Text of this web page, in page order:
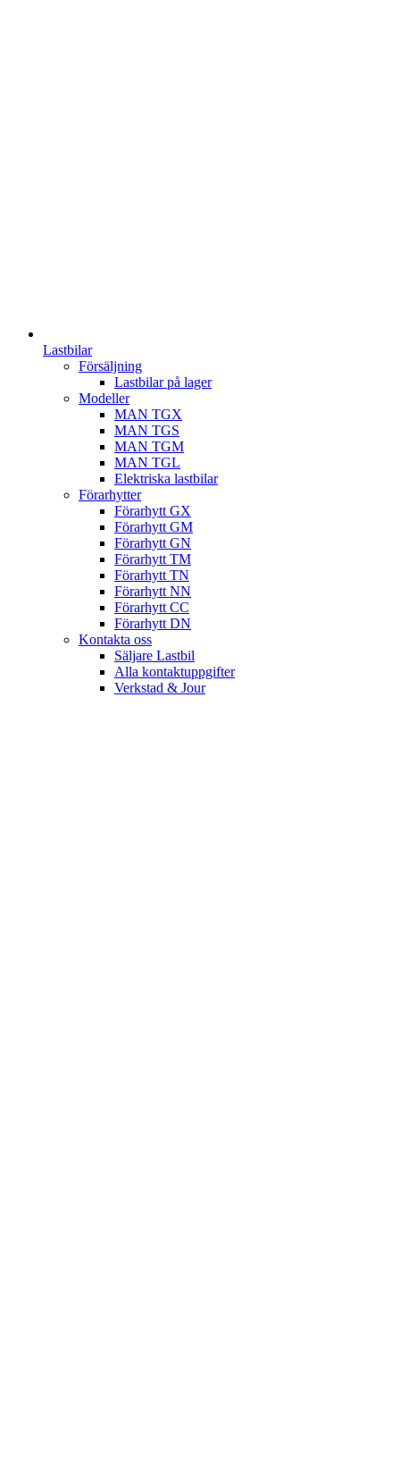
Lastbilar
Försäljning
Lastbilar på lager
Modeller
MAN TGX
MAN TGS
MAN TGM
MAN TGL
Elektriska lastbilar
Förarhytter
Förarhytt GX
Förarhytt GM
Förarhytt GN
Förarhytt TM
Förarhytt TN
Förarhytt NN
Förarhytt CC
Förarhytt DN
Kontakta oss
Säljare Lastbil
Alla kontaktuppgifter
Verkstad & Jour